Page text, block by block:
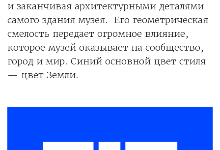
и заканчивая архитектурными деталями
самого здания музея. Его геометрическая
смелость передает огромное влияние,
которое музей оказывает на сообщество,
город и мир. Синий основной цвет стиля
— цвет Земли.